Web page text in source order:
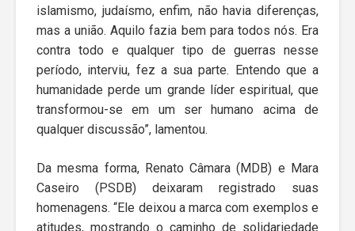
islamismo, judaísmo, enfim, não havia diferenças,
mas a união. Aquilo fazia bem para todos nós. Era
contra todo e qualquer tipo de guerras nesse
período, interviu, fez a sua parte. Entendo que a
humanidade perde um grande líder espiritual, que
transformou-se em um ser humano acima de
qualquer discussão”, lamentou.
Da mesma forma, Renato Câmara (MDB) e Mara
Caseiro (PSDB) deixaram registrado suas
homenagens. “Ele deixou a marca com exemplos e
atitudes, mostrando o caminho de solidariedade